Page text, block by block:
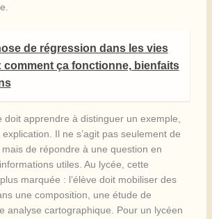
de régression dans les vies
comment ça fonctionne, bienfaits
doit apprendre à distinguer un exemple,
Il ne s’agit pas seulement de
de répondre à une question en
utiles. Au lycée, cette
marquée : l’élève doit mobiliser des
une composition, une étude de
analyse cartographique. Pour un lycéen